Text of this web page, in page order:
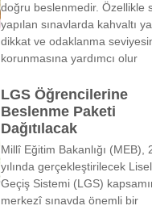
doğru beslenmedir. Özellikle
yapılan sınavlarda kahvaltı
dikkat ve odaklanma
korunmasına yardımcı olur
LGS Öğrencilerine
Beslenme Paketi
Dağıtılacak
Millî Eğitim Bakanlığı (MEB),
yılında gerçekleştirilecek
Geçiş Sistemi (LGS)
merkezî sınavda önemli bir